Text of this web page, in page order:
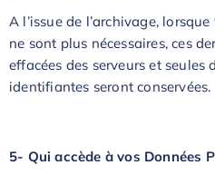
A l’issue de l’archivage,
ne sont plus nécessaires, ces
effacées des serveurs et
identifiantes seront conservées.
5- Qui accède à vos Données